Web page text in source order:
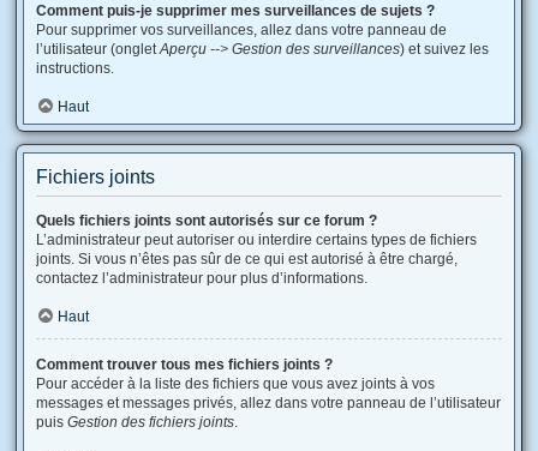
Comment puis-je supprimer mes surveillances de sujets ?
Pour supprimer vos surveillances, allez dans votre panneau de
l’utilisateur (ongletAperçu --> Gestion des surveillances) et suivez les
instructions.
Haut
Fichiers joints
Quels fichiers joints sont autorisés sur ce forum ?
L’administrateur peut autoriser ou interdire certains types de fichiers
joints. Si vous n’êtes pas sûr de ce qui est autorisé à être chargé,
contactez l’administrateur pour plus d’informations.
Haut
Comment trouver tous mes fichiers joints ?
Pour accéder à la liste des fichiers que vous avez joints à vos
messages et messages privés, allez dans votre panneau de l’utilisateur
puis Gestion des fichiers joints.